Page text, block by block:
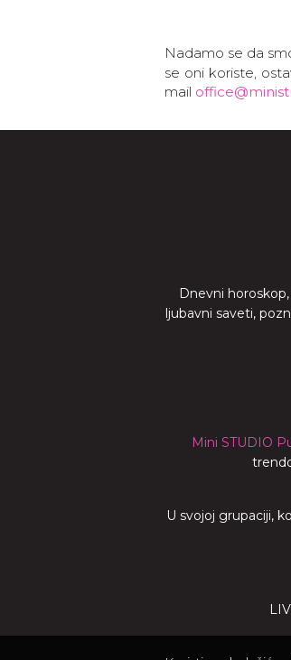
Nadamo se da
se oni koriste,
mail
Dnevni
ljubavni saveti,
Mini STUDIO
U svojoj grupaciji,